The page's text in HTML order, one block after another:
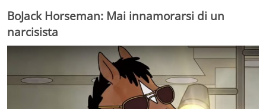
BoJack Horseman: Mai innamorarsi di un
narcisista